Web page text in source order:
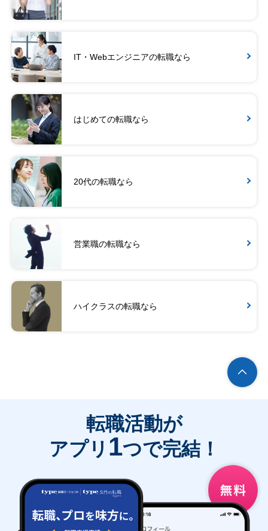
IT・Webエンジニアの転職なら
はじめての転職なら
20代の転職なら
営業職の転職なら
ハイクラスの転職なら
転職活動が
アプリ 1つで完結！